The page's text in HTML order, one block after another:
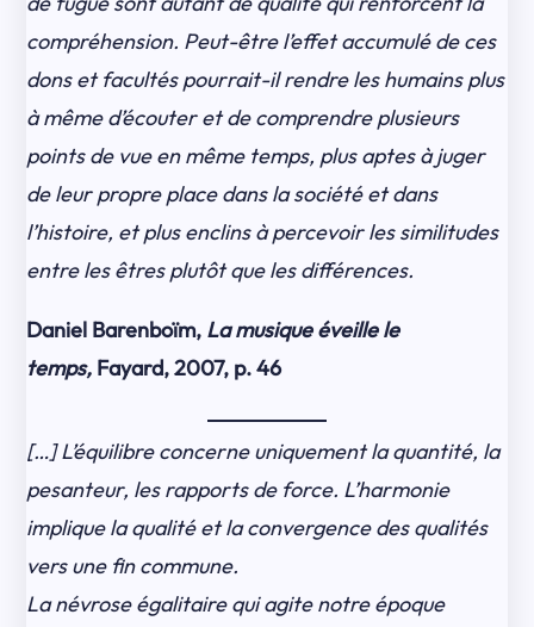
compréhension. Peut-être l’effet accumulé de ces
dons et facultés pourrait-il rendre les humains plus
à même d’écouter et de comprendre plusieurs
points de vue en même temps, plus aptes à juger
de leur propre place dans la société et dans
l’histoire, et plus enclins à percevoir les similitudes
entre les êtres plutôt que les différences.
Daniel Barenboïm, La musique éveille le
temps, Fayard, 2007, p. 46
[…] L’équilibre concerne uniquement la quantité, la
pesanteur, les rapports de force. L’harmonie
implique la qualité et la convergence des qualités
vers une fin commune.
La névrose égalitaire qui agite notre époque